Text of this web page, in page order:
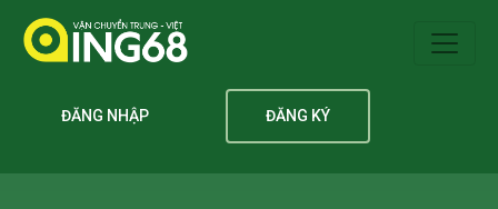
ĐĂNG NHẬP ĐĂNG KÝ